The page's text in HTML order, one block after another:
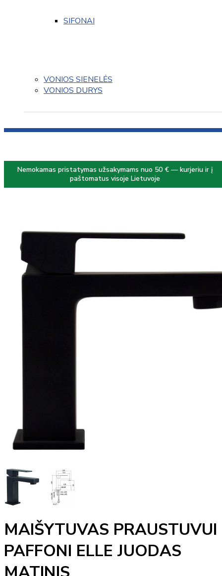
SIFONAI
VONIOS SIENELĖS
VONIOS DURYS
Nemokamas pristatymas užsakymams nuo 50 € — kurjeriu ir į
paštomatus visoje Lietuvoje
MAIŠYTUVAS PRAUSTUVUI
PAFFONI ELLE JUODAS